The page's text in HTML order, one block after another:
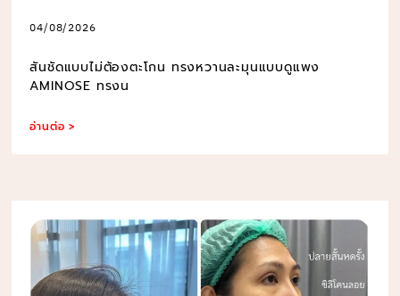
04/08/2026
สันชัดแบบไม่ต้องตะโกน ทรงหวานละมุนแบบดูแพง
AMINOSE ทรงน
อ่านต่อ >